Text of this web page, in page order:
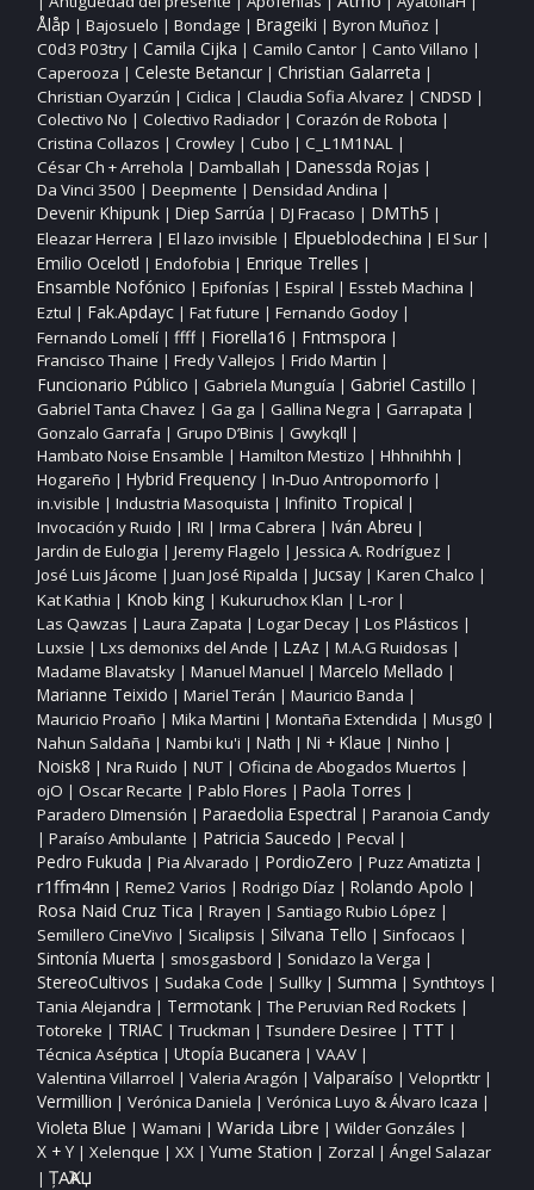
Ålåp | Bajosuelo | Bondage | Brageiki | Byron Muñoz |
C0d3 P03try| Camila Cijka | Camilo Cantor| Canto Villano |
Caperooza | Celeste Betancur| Christian Galarreta |
Christian Oyarzún | Ciclica | Claudia Sofia Alvarez | CNDSD |
Colectivo No | Colectivo Radiador| Corazón de Robota |
Cristina Collazos | Crowley| Cubo | C_L1M1NAL |
César Ch + Arrehola | Damballah | Danessda Rojas |
Da Vinci 3500 | Deepmente | Densidad Andina |
Devenir Khipunk| Diep Sarrúa | DJ Fracaso | DMTh5 |
Eleazar Herrera | El lazo invisible | Elpueblodechina | El Sur|
Emilio Ocelotl | Endofobia | Enrique Trelles |
Ensamble Nofónico | Epifonías | Espiral | Essteb Machina |
Eztul | Fak.Apdayc| Fat future | Fernando Godoy|
Fernando Lomelí| ffff| Fiorella16 | Fntmspora |
Francisco Thaine | Fredy Vallejos | Frido Martin |
Funcionario Público | Gabriela Munguía | Gabriel Castillo |
Gabriel Tanta Chavez | Ga ga | Gallina Negra | Garrapata |
Gonzalo Garrafa | Grupo D’Binis | Gwykqll |
Hambato Noise Ensamble | Hamilton Mestizo | Hhhnihhh |
Hogareño | Hybrid Frequency| In‑Duo Antropomorfo |
in.visible | Industria Masoquista | Infinito Tropical |
Invocación y Ruido | IRI | Irma Cabrera | Iván Abreu |
Jardin de Eulogia | Jeremy Flagelo | Jessica A. Rodríguez |
José Luis Jácome | Juan José Ripalda | Jucsay| Karen Chalco |
Kat Kathia | Knob king | Kukuruchox Klan | L‑ror|
Las Qawzas | Laura Zapata | Logar Decay| Los Plásticos |
Luxsie | Lxs demonixs del Ande | LzAz | M.A.G Ruidosas |
Madame Blavatsky| Manuel Manuel | Marcelo Mellado |
Marianne Teixido | Mariel Terán | Mauricio Banda |
Mauricio Proaño | Mika Martini | Montaña Extendida | Musg0 |
Nahun Saldaña | Nambi ku'i | Nath | Ni + Klaue | Ninho |
Noisk8 | Nra Ruido | NUT| Oficina de Abogados Muertos |
ojO | Oscar Recarte | Pablo Flores | Paola Torres |
Paradero DImensión | Paraedolia Espectral | Paranoia Candy
| Paraíso Ambulante | Patricia Saucedo | Pecval |
Pedro Fukuda | Pia Alvarado | PordioZero | Puzz Amatizta |
r1ffm4nn | Reme2 Varios | Rodrigo Díaz | Rolando Apolo |
Rosa Naid Cruz Tica | Rrayen | Santiago Rubio López |
Semillero CineVivo | Sicalipsis | Silvana Tello | Sinfocaos |
Sintonía Muerta | smosgasbord | Sonidazo la Verga |
StereoCultivos | Sudaka Code | Sullky| Summa | Synthtoys |
Tania Alejandra | Termotank| The Peruvian Red Rockets |
Totoreke | TRIAC | Truckman | Tsundere Desiree | TTT |
Técnica Aséptica | Utopía Bucanera | VAAV|
Valentina Villarroel | Valeria Aragón | Valparaíso | Veloprtktr|
Vermillion | Verónica Daniela | Verónica Luyo & Álvaro Icaza |
Violeta Blue | Wamani | Warida Libre | Wilder Gonzáles |
X + Y| Xelenque | XX| Yume Station | Zorzal | Ángel Salazar
| ȚAҠAЏ